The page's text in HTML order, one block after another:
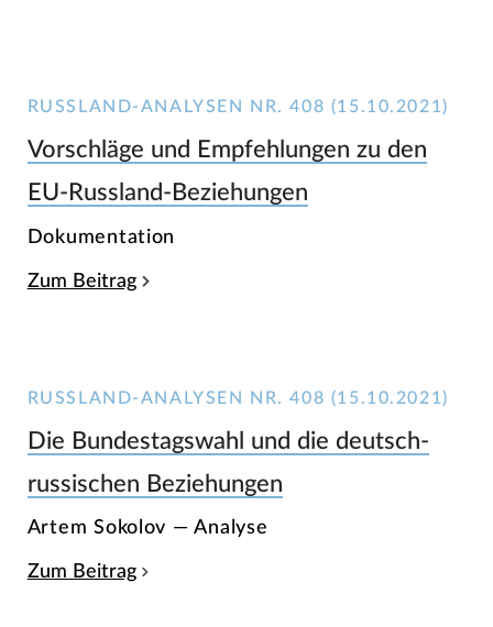
RUSSLAND-ANALYSEN NR. 408 (15.10.2021)
Vorschläge und Empfehlungen zu den
EU-Russland-Beziehungen
Dokumentation
Zum Beitrag
RUSSLAND-ANALYSEN NR. 408 (15.10.2021)
Die Bundestagswahl und die deutsch-
russischen Beziehungen
Artem Sokolov — Analyse
Zum Beitrag